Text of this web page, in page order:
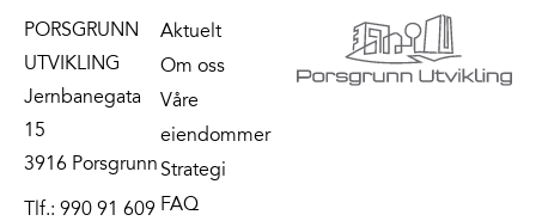
PORSGRUNN
UTVIKLING
Jernbanegata
15
3916 Porsgrunn
Tlf.: 990 91 609
Aktuelt
Om oss
Våre
eiendommer
Strategi
FAQ